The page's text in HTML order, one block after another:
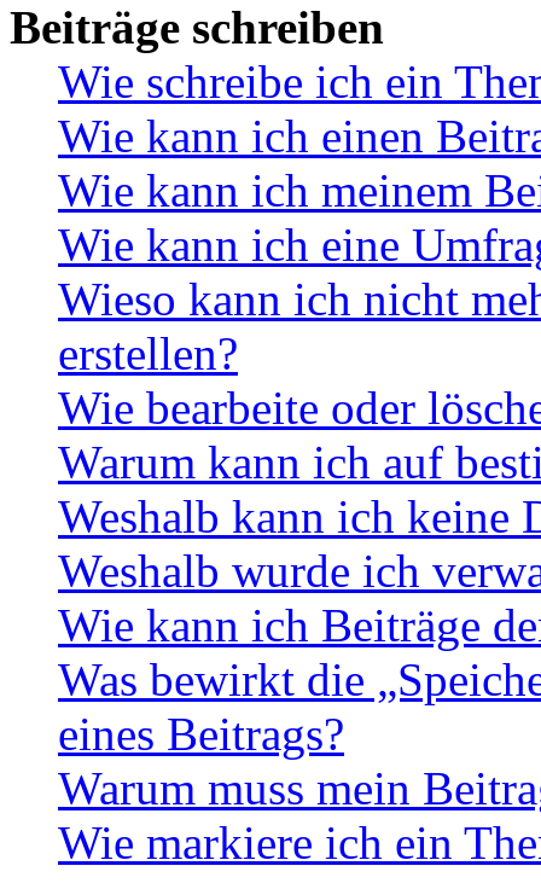
Beiträge schreiben
Wie schreibe ich ein
Wie kann ich einen
Wie kann ich meinem
Wie kann ich eine
Wieso kann ich nicht
erstellen?
Wie bearbeite oder
Warum kann ich auf
Weshalb kann ich keine
Weshalb wurde ich
Wie kann ich Beiträge
Was bewirkt die
eines Beitrags?
Warum muss mein
Wie markiere ich ein